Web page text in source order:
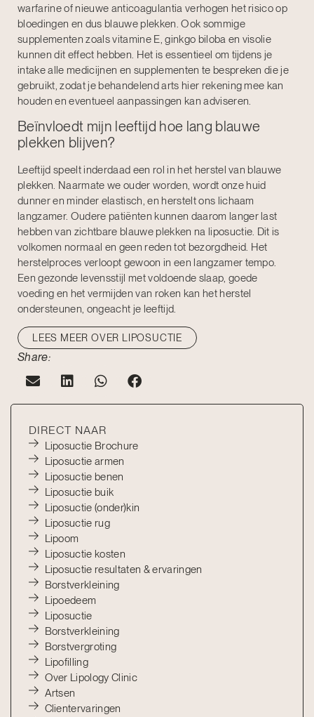
warfarine of nieuwe anticoagulantia verhogen het risico op
bloedingen en dus blauwe plekken. Ook sommige
supplementen zoals vitamine E, ginkgo biloba en visolie
kunnen dit effect hebben. Het is essentieel om tijdens je
intake alle medicijnen en supplementen te bespreken die je
gebruikt, zodat je behandelend arts hier rekening mee kan
houden en eventueel aanpassingen kan adviseren.
Beïnvloedt mijn leeftijd hoe lang blauwe
plekken blijven?
Leeftijd speelt inderdaad een rol in het herstel van blauwe
plekken. Naarmate we ouder worden, wordt onze huid
dunner en minder elastisch, en herstelt ons lichaam
langzamer. Oudere patiënten kunnen daarom langer last
hebben van zichtbare blauwe plekken na liposuctie. Dit is
volkomen normaal en geen reden tot bezorgdheid. Het
herstelproces verloopt gewoon in een langzamer tempo.
Een gezonde levensstijl met voldoende slaap, goede
voeding en het vermijden van roken kan het herstel
ondersteunen, ongeacht je leeftijd.
LEES MEER OVER LIPOSUCTIE
Share:
DIRECT NAAR
Liposuctie Brochure
Liposuctie armen
Liposuctie benen
Liposuctie buik
Liposuctie (onder)kin
Liposuctie rug
Lipoom
Liposuctie kosten
Liposuctie resultaten & ervaringen
Borstverkleining
Lipoedeem
Liposuctie
Borstverkleining
Borstvergroting
Lipofilling
Over Lipology Clinic
Artsen
Clientervaringen